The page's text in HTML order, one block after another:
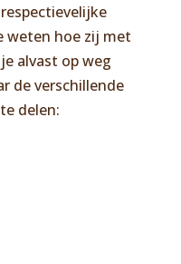
weten hoe zij met
alvast op weg
de verschillende
delen: